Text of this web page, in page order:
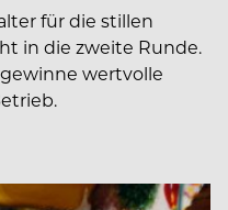
für die stillen
in die zweite Runde.
wertvolle